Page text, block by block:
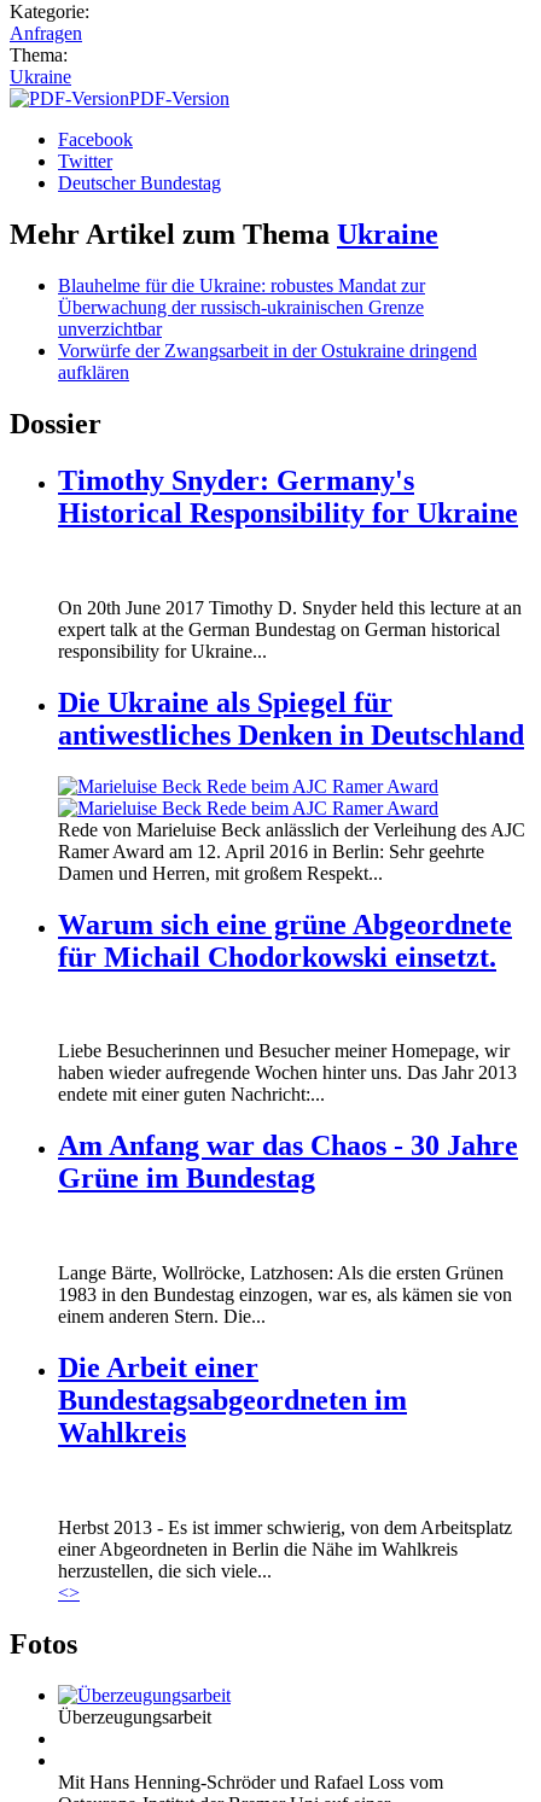
Kategorie:
Anfragen
Thema:
Ukraine
PDF-Version
Facebook
Twitter
Deutscher Bundestag
Mehr Artikel zum Thema Ukraine
Blauhelme für die Ukraine: robustes Mandat zur
Überwachung der russisch-ukrainischen Grenze
unverzichtbar
Vorwürfe der Zwangsarbeit in der Ostukraine dringend
aufklären
Dossier
Timothy Snyder: Germany's
Historical Responsibility for Ukraine
On 20th June 2017 Timothy D. Snyder held this lecture at an
expert talk at the German Bundestag on German historical
responsibility for Ukraine...
Die Ukraine als Spiegel für
antiwestliches Denken in Deutschland
160412_ramer_award.jpg
160412_ramer_award.jpg
Rede von Marieluise Beck anlässlich der Verleihung des AJC
Ramer Award am 12. April 2016 in Berlin: Sehr geehrte
Damen und Herren, mit großem Respekt...
Warum sich eine grüne Abgeordnete
für Michail Chodorkowski einsetzt.
Liebe Besucherinnen und Besucher meiner Homepage, wir
haben wieder aufregende Wochen hinter uns. Das Jahr 2013
endete mit einer guten Nachricht:...
Am Anfang war das Chaos - 30 Jahre
Grüne im Bundestag
Lange Bärte, Wollröcke, Latzhosen: Als die ersten Grünen
1983 in den Bundestag einzogen, war es, als kämen sie von
einem anderen Stern. Die...
Die Arbeit einer
Bundestagsabgeordneten im
Wahlkreis
Marie_und_Wahlkreis.jpg
Marie_und_Wahlkreis.jpg
Herbst 2013 - Es ist immer schwierig, von dem Arbeitsplatz
einer Abgeordneten in Berlin die Nähe im Wahlkreis
herzustellen, die sich viele...
<>
Fotos
Überzeugungsarbeit
Mit Hans Henning-Schröder und Rafael Loss vom